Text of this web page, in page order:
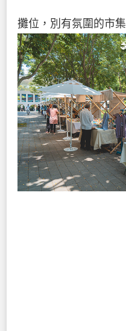
攤位，別有氛圍的市集